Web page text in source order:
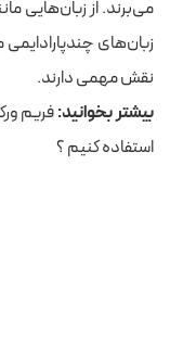
نقش مهمی دارند.
بیشتر بخوانید:فریم
استفاده کنیم ؟